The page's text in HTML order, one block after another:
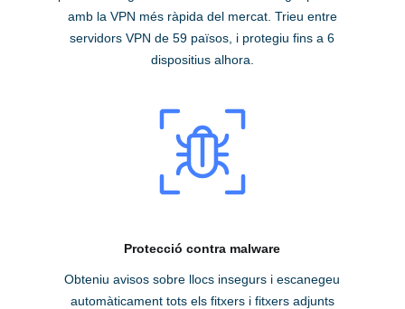
amb la VPN més ràpida del mercat. Trieu entre
servidors VPN de 59 països, i protegiu fins a 6
dispositius alhora.
Protecció contra malware
Obteniu avisos sobre llocs insegurs i escanegeu
automàticament tots els fitxers i fitxers adjunts